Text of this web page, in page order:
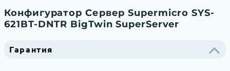
Конфигуратор Сервер Supermicro SYS-
621BT-DNTR BigTwin SuperServer
Гарантия